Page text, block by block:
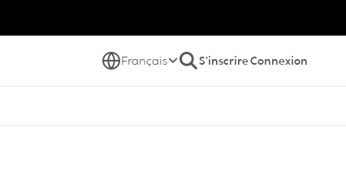
Français S'inscrireConnexion